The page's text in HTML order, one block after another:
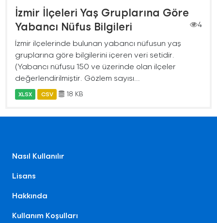
İzmir İlçeleri Yaş Gruplarına Göre
Yabancı Nüfus Bilgileri
4
İzmir ilçelerinde bulunan yabancı nüfusun yaş
gruplarına göre bilgilerini içeren veri setidir.
(Yabancı nüfusu 150 ve üzerinde olan ilçeler
değerlendirilmiştir. Gözlem sayısı...
XLSX CSV 18 KB
Nasıl Kullanılır
Lisans
Hakkında
Kullanım Koşulları